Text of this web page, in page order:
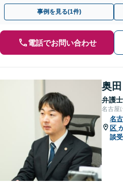
話・オンライン相談可】
事例を見る(1件)
電話でお問い合わせ
奥
弁護士
名古屋
名
区
談